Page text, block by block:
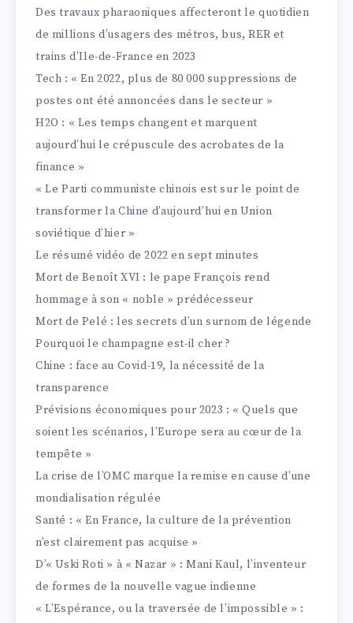
Des travaux pharaoniques affecteront le quotidien
de millions d’usagers des métros, bus, RER et
trains d’Ile-de-France en 2023
Tech : « En 2022, plus de 80 000 suppressions de
postes ont été annoncées dans le secteur »
H2O : « Les temps changent et marquent
aujourd’hui le crépuscule des acrobates de la
finance »
« Le Parti communiste chinois est sur le point de
transformer la Chine d’aujourd’hui en Union
soviétique d’hier »
Le résumé vidéo de 2022 en sept minutes
Mort de Benoît XVI : le pape François rend
hommage à son « noble » prédécesseur
Mort de Pelé : les secrets d’un surnom de légende
Pourquoi le champagne est-il cher ?
Chine : face au Covid-19, la nécessité de la
transparence
Prévisions économiques pour 2023 : « Quels que
soient les scénarios, l’Europe sera au cœur de la
tempête »
La crise de l’OMC marque la remise en cause d’une
mondialisation régulée
Santé : « En France, la culture de la prévention
n’est clairement pas acquise »
D’« Uski Roti » à « Nazar » : Mani Kaul, l’inventeur
de formes de la nouvelle vague indienne
« L’Espérance, ou la traversée de l’impossible » :